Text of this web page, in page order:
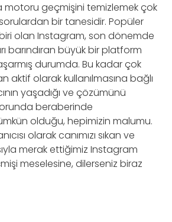
geçmişini temizlemek çok
sorulardan bir tanesidir. Popüler
olan Instagram, son dönemde
barındıran büyük bir platform
durumda. Bu kadar çok
aktif olarak kullanılmasına bağlı
yaşadığı ve çözümünü
beraberinde
olduğu, hepimizin malumu.
olarak canımızı sıkan ve
merak ettiğimiz Instagram
meselesine, dilerseniz biraz